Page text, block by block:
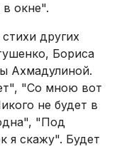
окне".
других
Бориса
Ахмадулиной.
"Со мною вот
не будет в
"Под
я скажу". Будет